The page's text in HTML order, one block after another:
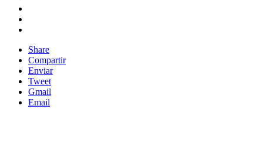
Share
Compartir
Enviar
Tweet
Gmail
Email